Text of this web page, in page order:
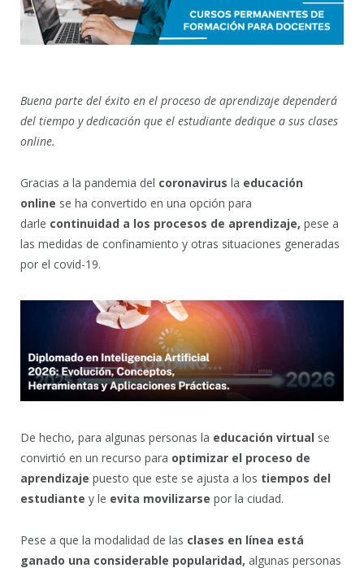
Buena parte del éxito en el proceso de aprendizaje dependerá
del tiempo y dedicación que el estudiante dedique a sus clases
online.
Gracias a la pandemia del coronavirus la educación
online se ha convertido en una opción para
darle continuidad a los procesos de aprendizaje, pese a
las medidas de confinamiento y otras situaciones generadas
por el covid-19.
De hecho, para algunas personas la educación virtual se
convirtió en un recurso para optimizar el proceso de
aprendizaje puesto que este se ajusta a los tiempos del
estudiante y le evita movilizarse por la ciudad.
Pese a que la modalidad de las clases en línea está
ganado una considerable popularidad, algunas personas